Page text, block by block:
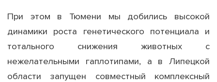
При этом в Тюмени мы добились высокой
динамики роста генетического потенциала и
тотального снижения животных с
нежелательными гаплотипами, а в Липецкой
области запущен совместный комплексный